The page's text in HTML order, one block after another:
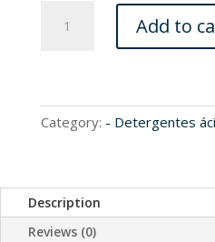
quantity
Add to
Category: - Detergentes
Description
Reviews (0)